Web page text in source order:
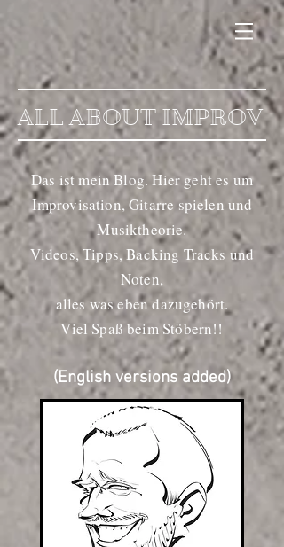
ALL ABOUT IMPROV
Das ist mein Blog. Hier geht es um
Improvisation, Gitarre spielen und
Musiktheorie.
Videos, Tipps, Backing Tracks und
Noten,
alles was eben dazugehört.
Viel Spaß beim Stöbern!!
(English versions added)